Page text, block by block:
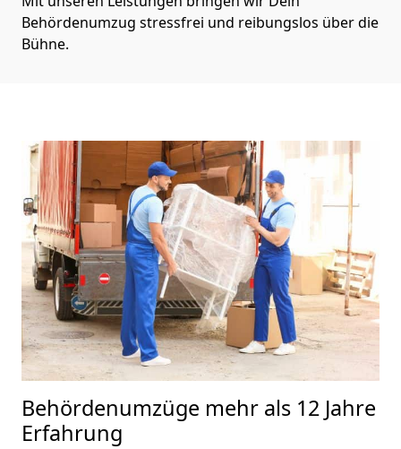
Behördenumzug stressfrei und reibungslos über die
Bühne.
Behördenumzüge mehr als 12 Jahre
Erfahrung